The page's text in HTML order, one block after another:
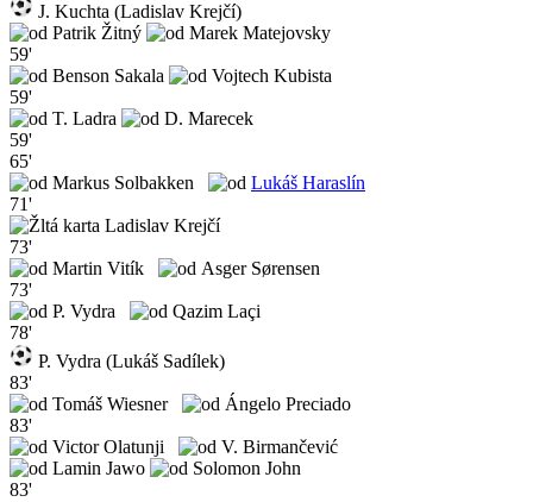
J. Kuchta (Ladislav Krejčí)
Patrik Žitný
Marek Matejovsky
59'
Benson Sakala
Vojtech Kubista
59'
T. Ladra
D. Marecek
59'
65'
Markus Solbakken
Lukáš Haraslín
71'
Ladislav Krejčí
73'
Martin Vitík
Asger Sørensen
73'
P. Vydra
Qazim Laçi
78'
P. Vydra (Lukáš Sadílek)
83'
Tomáš Wiesner
Ángelo Preciado
83'
Victor Olatunji
V. Birmančević
Lamin Jawo
Solomon John
83'